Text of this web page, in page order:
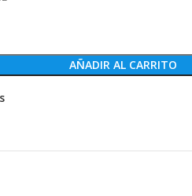
AÑADIR AL CARRITO